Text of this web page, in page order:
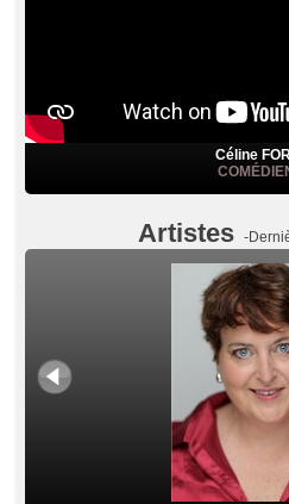
Céline
Artistes -